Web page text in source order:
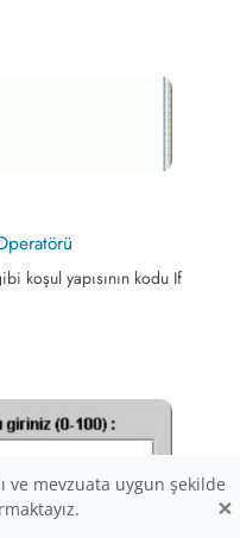
koşul yapısının kodu If
ve mevzuata uygun şekilde
×